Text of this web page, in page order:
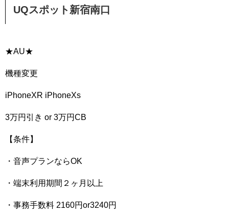
UQスポット新宿南口
★AU★
機種変更
iPhoneXR iPhoneXs
3万円引き or 3万円CB
【条件】
・音声プランならOK
・端末利用期間２ヶ月以上
・事務手数料 2160円or3240円